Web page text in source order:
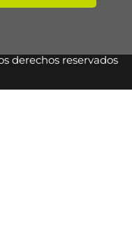
derechos reservados